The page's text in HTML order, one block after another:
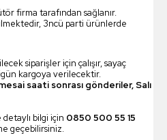
firma tarafından sağlanır.
3ncü parti ürünlerde
siparişler için çalışır, sayaç
kargoya verilecektir.
saati sonrası gönderiler, Salı
detaylı bilgi için 0850 500 55 15
geçebilirsiniz.